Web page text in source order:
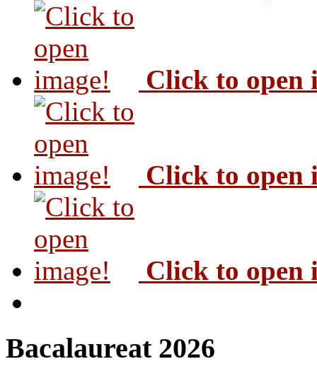
Click to open
Click to open
Click to open
Bacalaureat 2026